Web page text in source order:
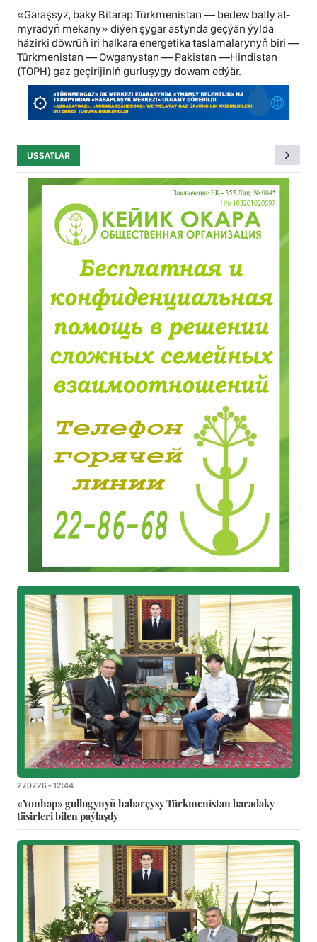
«Garaşsyz, baky Bitarap Türkmenistan — bedew batly at-
myradyň mekany» diýen şygar astynda geçýän ýylda
häzirki döwrüň iri halkara energetika taslamalarynyň biri —
Türkmenistan — Owganystan — Pakistan —Hindistan
(TOPH) gaz geçirijiniň gurluşygy dowam edýär.
USSATLAR
27.07.26 - 12:44
«Yonhap» gullugynyň habarçysy Türkmenistan baradaky
täsirleri bilen paýlaşdy